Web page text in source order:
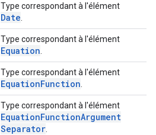
Type correspondant à l'élément
Date
Type correspondant à l'élément
Equation
Type correspondant à l'élément
EquationFunction
Type correspondant à l'élément
EquationFunctionArgument
Separator